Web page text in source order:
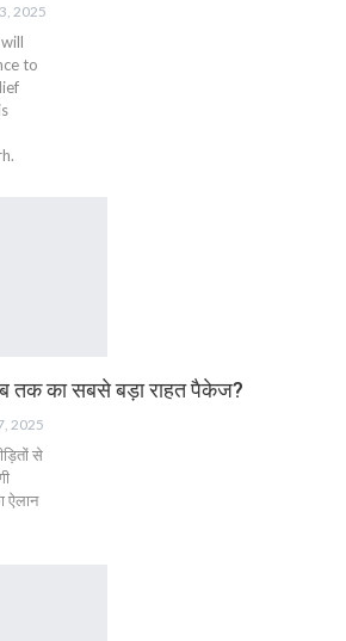
2025
to
तक का सबसे बड़ा राहत पैकेज?
2025
से
ऐलान